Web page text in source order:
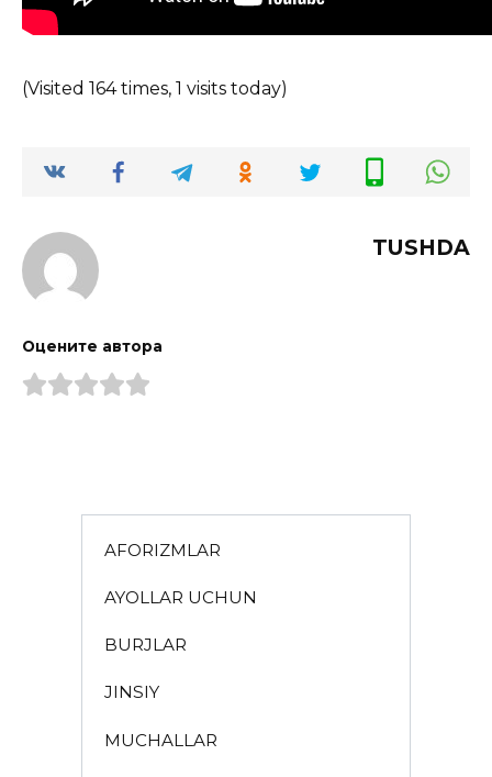
(Visited 164 times, 1 visits today)
TUSHDA
Оцените автора
AFORIZMLAR
AYOLLAR UCHUN
BURJLAR
JINSIY
MUCHALLAR